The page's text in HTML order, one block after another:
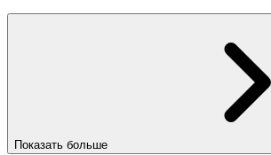
Показать больше